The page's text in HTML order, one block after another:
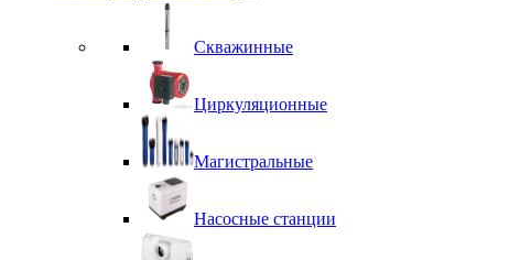
Скважинные
Циркуляционные
Магистральные
Насосные станции